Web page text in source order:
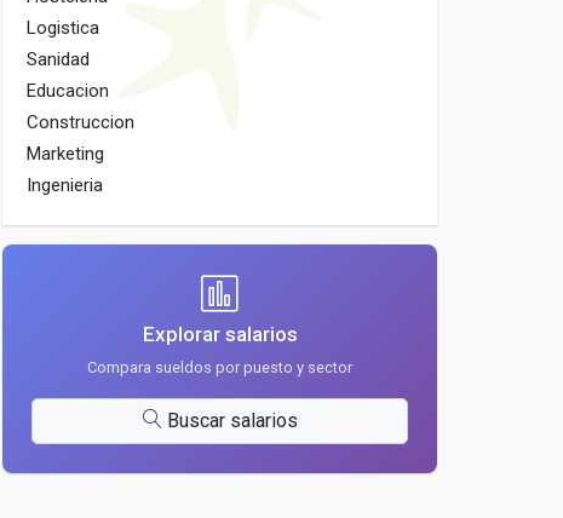
Logistica
Sanidad
Educacion
Construccion
Marketing
Ingenieria
Explorar salarios
Compara sueldos por puesto y sector
Buscar salarios